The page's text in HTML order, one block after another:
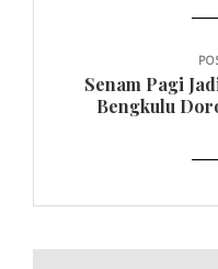
Senam Pagi
Bengkulu